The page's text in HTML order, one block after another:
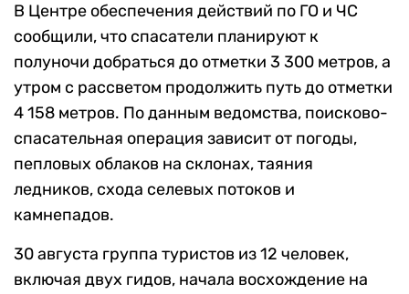
В Центре обеспечения действий по ГО и ЧС
сообщили, что спасатели планируют к
полуночи добраться до отметки 3 300 метров, а
утром с рассветом продолжить путь до отметки
4 158 метров. По данным ведомства, поисково-
спасательная операция зависит от погоды,
пепловых облаков на склонах, таяния
ледников, схода селевых потоков и
камнепадов.
30 августа группа туристов из 12 человек,
включая двух гидов, начала восхождение на